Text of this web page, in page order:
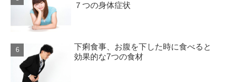
７つの身体症状
下痢食事、お腹を下した時に食べると
効果的な7つの食材